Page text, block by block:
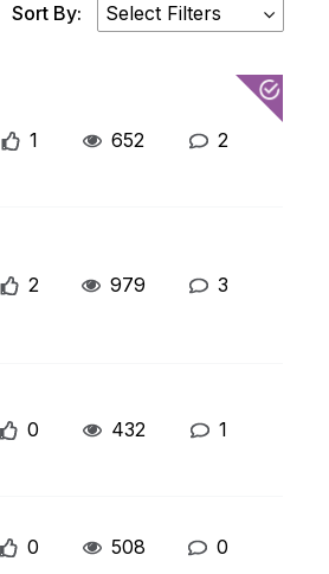
Sort By:
1 652 2
2 979 3
0 432 1
0 508 0